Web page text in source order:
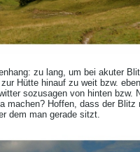
zu lang, um bei akuter
Hütte hinauf zu weit bzw.
sozusagen von hinten bzw.
machen? Hoffen, dass der Blitz
dem man gerade sitzt.